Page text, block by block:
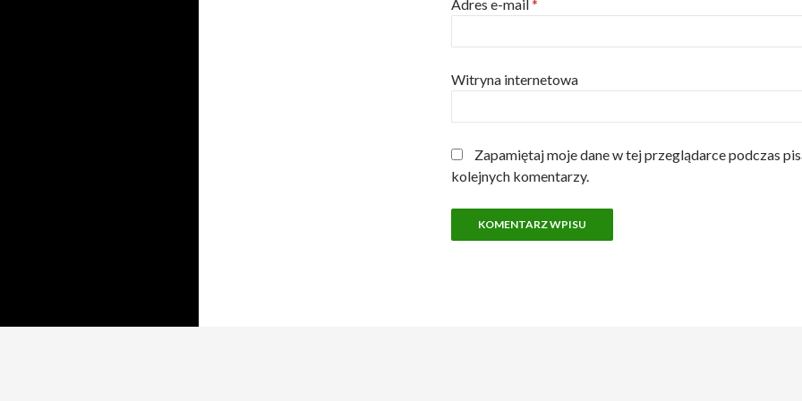
Adres e-mail *
Witryna internetowa
Zapamiętaj moje dane w tej przeglądarce podczas
kolejnych komentarzy.